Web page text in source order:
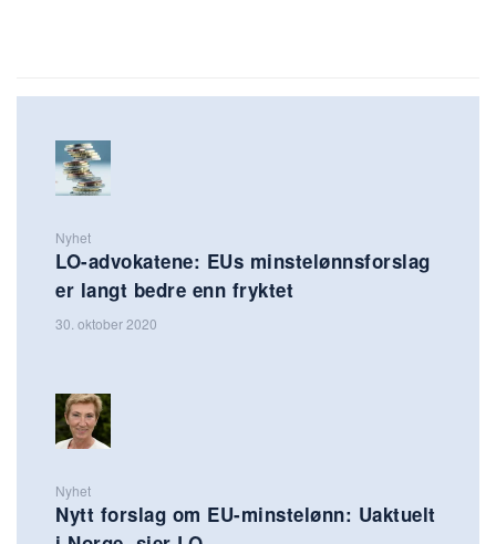
Nyhet
LO-advokatene: EUs minstelønnsforslag
er langt bedre enn fryktet
30. oktober 2020
Nyhet
Nytt forslag om EU-minstelønn: Uaktuelt